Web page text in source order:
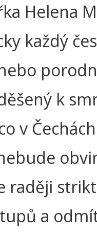
Helena
každý
k
v
raději
a